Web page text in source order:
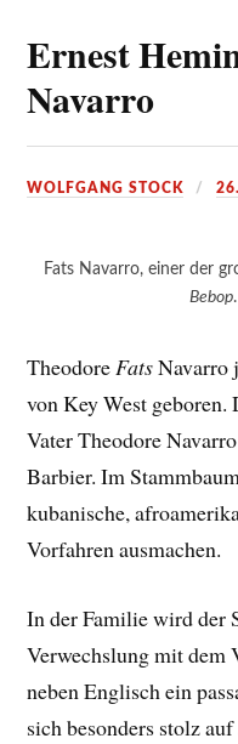
Ernest
Navarro
WOLFGANG STOCK
Fats Navarro, einer der
Bebop.
TheodoreFatsNavarro
von Key West
Vater Theodore
Barbier. Im
kubanische,
Vorfahren ausmachen.
In der Familie wird der
Verwechslung mit dem
neben Englisch ein
sich besonders stolz